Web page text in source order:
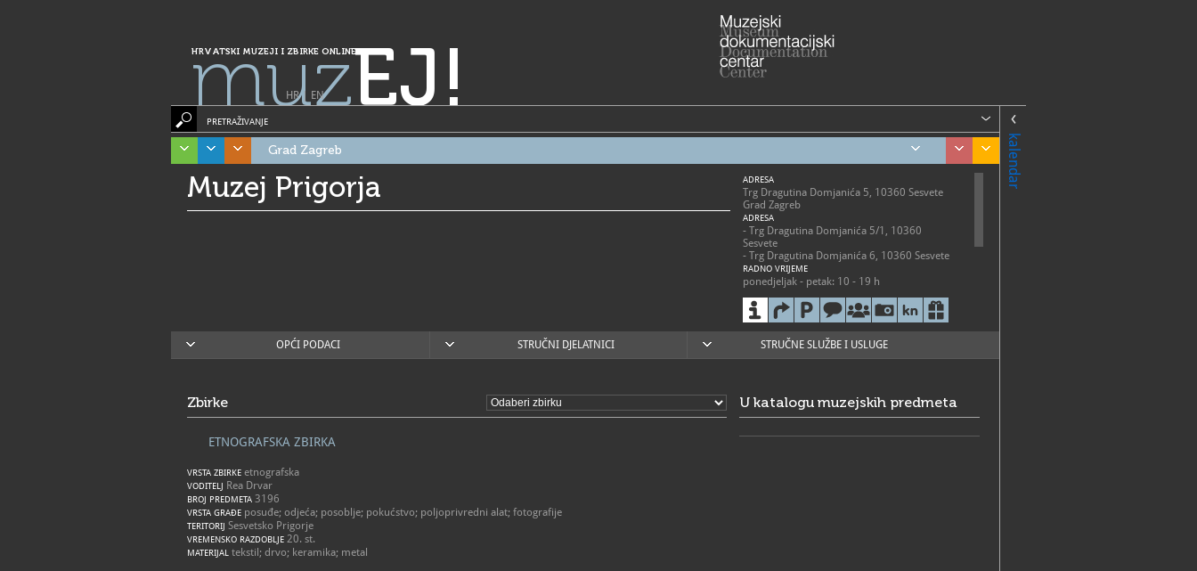
HRVATSKI MUZEJI I ZBIRKE ONLINE
muzEJ!
HR| EN
kalendar
PRETRAŽIVANJE
Grad Zagreb
Muzej Prigorja ADRESA
Trg Dragutina Domjanića 5, 10360 Sesvete
Grad Zagreb
ADRESA
- Trg Dragutina Domjanića 5/1, 10360
Sesvete
- Trg Dragutina Domjanića 6, 10360 Sesvete
RADNO VRIJEME
ponedjeljak - petak: 10 - 19 h
01/2001-601
01/2001-601
E info@muzejprigorja.hr
https://muzejprigorja.hr/
OPĆI PODACI STRUČNI DJELATNICI STRUČNE SLUŽBE I USLUGE
Zbirke
ETNOGRAFSKA ZBIRKA
VRSTA ZBIRKE etnografska
VODITELJ Rea Drvar
BROJ PREDMETA 3196
VRSTA GRAĐE posuđe; odjeća; posoblje; pokućstvo; poljoprivredni alat; fotografije
TERITORIJ Sesvetsko Prigorje
VREMENSKO RAZDOBLJE 20. st.
MATERIJAL tekstil; drvo; keramika; metal
U katalogu muzejskih predmeta